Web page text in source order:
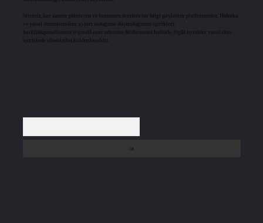
Sitemiz, kar amacı gütmeyen ve tamamen ücretsiz bir bilgi paylaşım platformudur. Hukuka
ve yasal düzenlemelere aykırı olduğunu düşündüğünüz içerikleri,
backlinkpanelicomtr@gmail.com adresine bildirmeniz halinde, ilgili içerikler yasal süre
içerisinde sitemizden kaldırılacaktır.